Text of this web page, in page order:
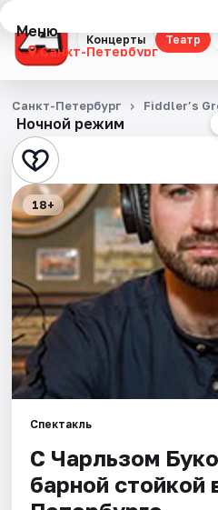
Концерты Театр
Меню
Санкт-Петербург
Концерты
Театр
Стендап
Выставки
Квесты
Экскурсии
Спорт
События
Города
Площадки
Ночной режим
Санкт-Петербург Fiddler’s
18+
Спектакль
С Чарльзом
барной стойкой